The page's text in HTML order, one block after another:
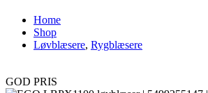
Home
Shop
Løvblæsere, Rygblæsere
GOD PRIS